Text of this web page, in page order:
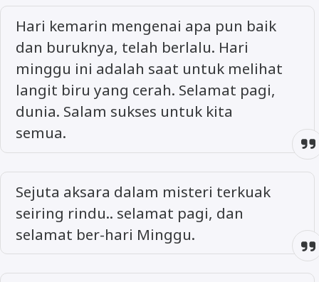
Hari kemarin mengenai apa pun baik
dan buruknya, telah berlalu. Hari
minggu ini adalah saat untuk melihat
langit biru yang cerah. Selamat pagi,
dunia. Salam sukses untuk kita
semua.
Sejuta aksara dalam misteri terkuak
seiring rindu.. selamat pagi, dan
selamat ber-hari Minggu.